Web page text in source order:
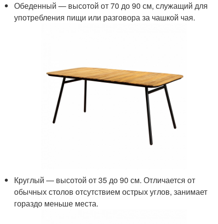
Обеденный — высотой от 70 до 90 см, служащий для
употребления пищи или разговора за чашкой чая.
Круглый — высотой от 35 до 90 см. Отличается от
обычных столов отсутствием острых углов, занимает
гораздо меньше места.